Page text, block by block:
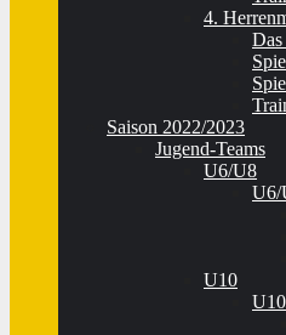
4.
Das
Saison 2022/2023
Jugend-Teams
U6/U8
U6/
U10